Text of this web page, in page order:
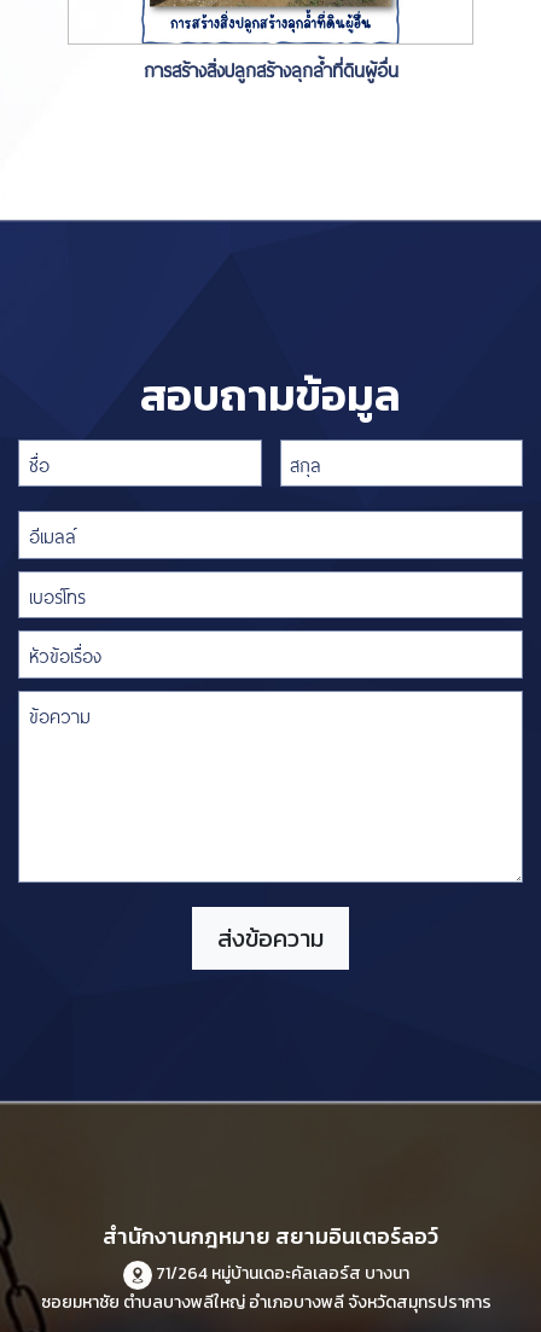
การสร้างสิ่งปลูกสร้างลุกล้ำที่ดินผู้อื่น
สอบถามข้อมูล
สำนักงานกฎหมาย สยามอินเตอร์ลอว์
71/264 หมู่บ้านเดอะคัลเลอร์ส บางนา
ซอยมหาชัย ตำบลบางพลีใหญ่ อำเภอบางพลี จังหวัดสมุทรปราการ